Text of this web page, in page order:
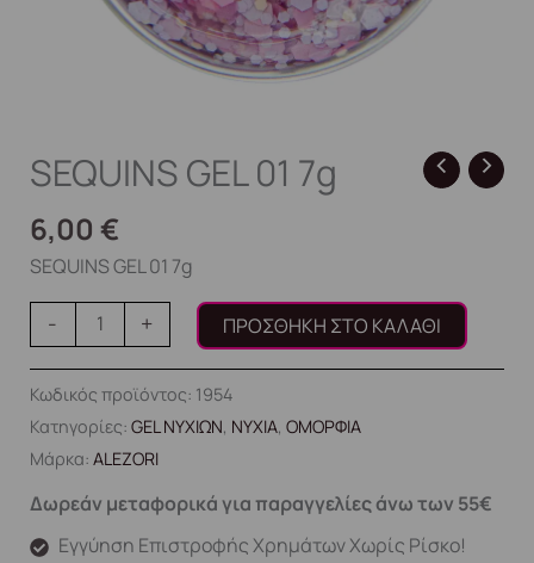
SEQUINS GEL 01 7g
6,00 €
SEQUINS GEL 01 7g
- + ΠΡΟΣΘΉΚΗ ΣΤΟ ΚΑΛΆΘΙ
Κωδικός προϊόντος: 1954
Κατηγορίες: GEL ΝΥΧΙΩΝ, ΝΥΧΙΑ, ΟΜΟΡΦΙΑ
Μάρκα: ALEZORI
Δωρεάν μεταφορικά για παραγγελίες άνω των 55€
Εγγύηση Επιστροφής Χρημάτων Χωρίς Ρίσκο!